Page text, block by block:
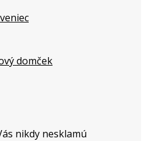
domček
nikdy nesklamú